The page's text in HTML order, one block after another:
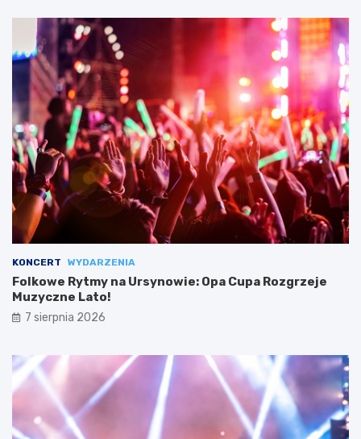
KONCERT WYDARZENIA
Folkowe Rytmy na Ursynowie: Opa Cupa Rozgrzeje
Muzyczne Lato!
7 sierpnia 2026